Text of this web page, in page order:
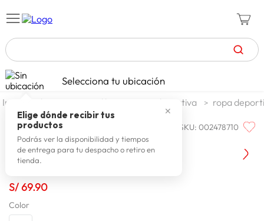
TÉRMINOS MÁS BUSCADOS
1. celulares
2. zapatillas mujer
3. zapatillas hombre
4. moda
7.
Selecciona tu ubicación
✕
Elige dónde recibir tus
productos
Podrás ver la disponibilidad y tiempos
de entrega para tu despacho o retiro en
tienda.
deportes y aire libre ropa deportiva ropa
UNDER ARMOUR SKU:002478710
Under Armour Polo 1329582-338
S/69.90
Color